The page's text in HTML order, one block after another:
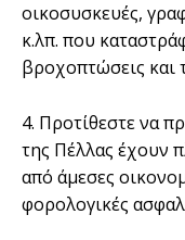
οικοσυσκευές,
κ.λπ. που
βροχοπτώσεις και
4. Προτίθεστε να
της Πέλλας έχουν
από άμεσες
φορολογικές